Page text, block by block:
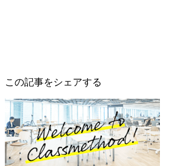
この記事をシェアする